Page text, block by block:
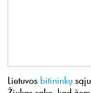
Lietuvos bitininkų